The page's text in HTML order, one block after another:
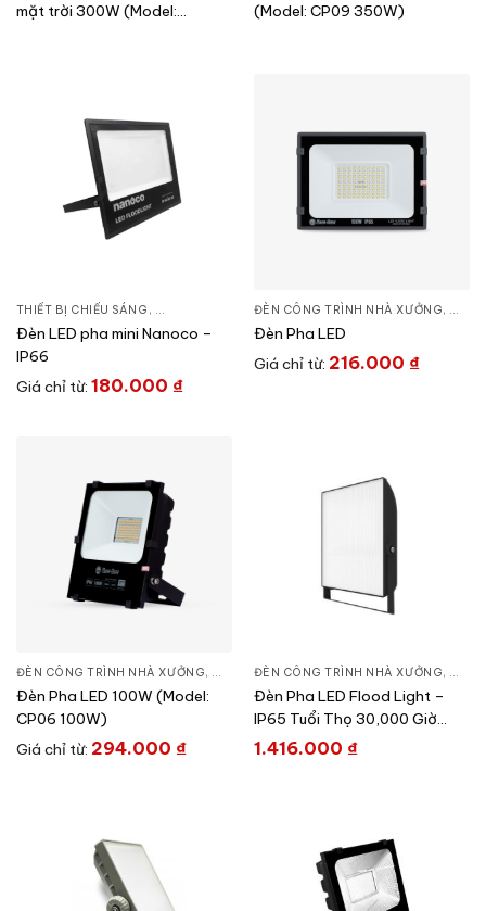
mặt trời 300W (Model:
(Model: CP09 350W)
THIẾT BỊ CHIẾU SÁNG , ĐÈN CÔNG TRÌNH NHÀ XƯỞNG ,ĐÈN PHA LED
Đèn LED pha mini Nanoco –
IP66
Giá chỉ từ: 180.000 ₫
ĐÈN CÔNG TRÌNH NHÀ XƯỞNG, ĐÈN
Đèn Pha LED
Giá chỉ từ: 216.000 ₫
ĐÈN CÔNG TRÌNH NHÀ XƯỞNG, ĐÈN PHA LED, THIẾT BỊ CHIẾU SÁNG
Đèn Pha LED 100W (Model:
CP06 100W)
Giá chỉ từ: 294.000 ₫
ĐÈN CÔNG TRÌNH NHÀ XƯỞNG,
Đèn Pha LED Flood Light –
IP65 Tuổi Thọ 30,000 Giờ
100W
1.416.000 ₫